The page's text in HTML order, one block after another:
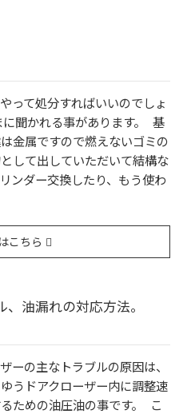
って処分すればいいのでしょ
に聞かれる事があります。 基
金属ですので燃えないゴミの
して出していただいて結構な
ンダー交換したり、もう使わ
こちら
油漏れの対応方法。
ーの主なトラブルの原因は、
うドアクローザー内に調整速
ための油圧油の事です。 こ